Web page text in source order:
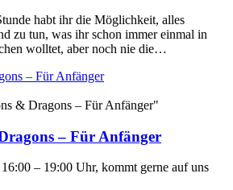
habt ihr die Möglichkeit, alles
zu tun, was ihr schon immer einmal in
wolltet, aber noch nie die…
– Für Anfänger
– Für Anfänger
– 19:00 Uhr, kommt gerne auf uns